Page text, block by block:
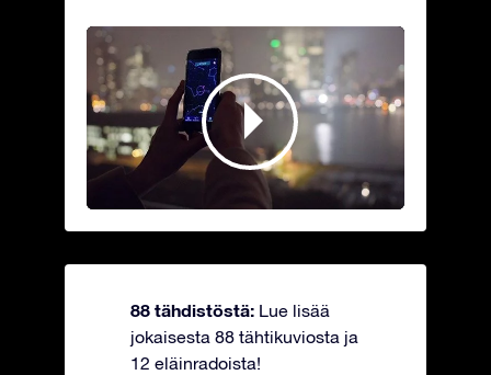
88 tähdistöstä: Lue lisää
jokaisesta 88 tähtikuviosta ja
12 eläinradoista!